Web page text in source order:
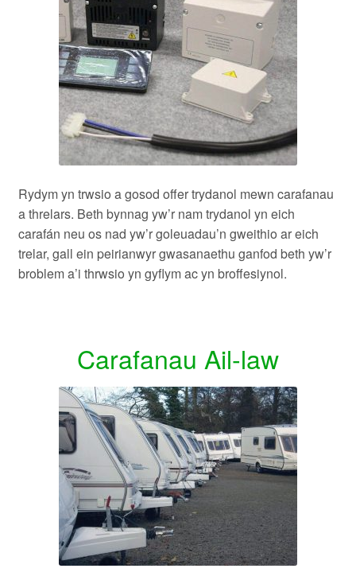
Rydym yn trwsio a gosod offer trydanol mewn carafanau
a threlars. Beth bynnag yw’r nam trydanol yn eich
carafán neu os nad yw’r goleuadau’n gweithio ar eich
trelar, gall ein peirianwyr gwasanaethu ganfod beth yw’r
broblem a’i thrwsio yn gyflym ac yn broffesiynol.
Carafanau Ail-law